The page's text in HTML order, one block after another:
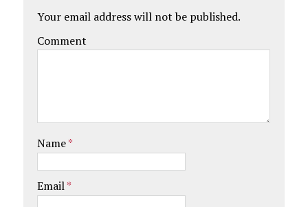
Your email address will not be published.
Comment
Name*
Email*